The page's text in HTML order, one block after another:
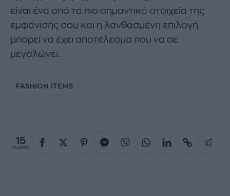
είναι ένα από τα πιο σημαντικά στοιχεία της
εμφάνισής σου και η λανθασμένη επιλογή
μπορεί να έχει αποτέλεσμα που να σε
μεγαλώνει.
FASHION ITEMS
15
SHARES